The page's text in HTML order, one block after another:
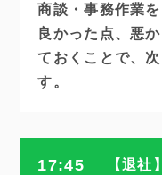
商談・事務作業
良かった点、悪
ておくことで、
す。
17:45 【退社】